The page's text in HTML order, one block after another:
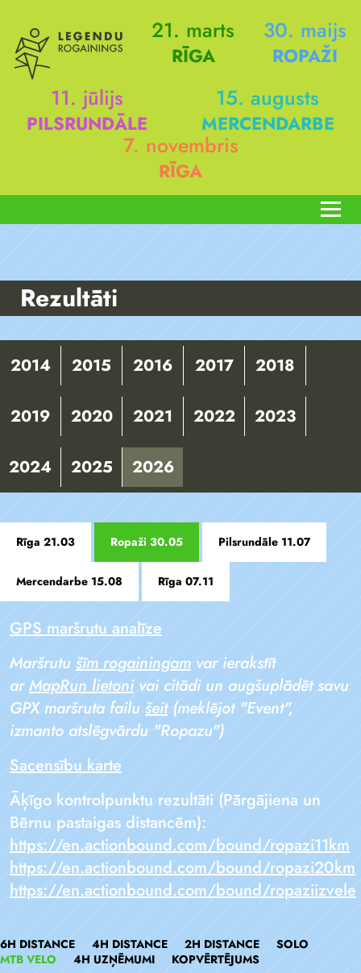
21. marts
RĪGA
30. maijs
ROPAŽI
11. jūlijs
PILSRUNDĀLE
15. augusts
MERCENDARBE
7. novembris
RĪGA
Rezultāti
2014 2015 2016 2017 2018
2019 2020 2021 2022 2023
2024 2025 2026
Rīga 21.03 Ropaži 30.05 Pilsrundāle 11.07
Mercendarbe 15.08 Rīga 07.11
GPS maršrutu analīze
Maršrutu šīm rogainingam var ierakstīt
arMapRun lietonivai citādi un augšuplādēt savu
GPX maršruta failu šeit(meklējot "Event",
izmanto atslēgvārdu "Ropazu")
Sacensību karte
Āķīgo kontrolpunktu rezultāti (Pārgājiena un
Bērnu pastaigas distancēm):
https://en.actionbound.com/bound/ropazi11km
https://en.actionbound.com/bound/ropazi20km
https://en.actionbound.com/bound/ropaziizvele
6H DISTANCE 4H DISTANCE 2H DISTANCE
SOLO
MTB VELO
4H UZŅĒMUMI
KOPVĒRTĒJUMS